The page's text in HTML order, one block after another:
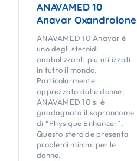
ANAVAMED 10
Anavar Oxandrolone
ANAVAMED 10 Anavar è
uno degli steroidi
anabolizzanti più utilizzati
in tutto il mondo.
Particolarmente
apprezzato dalle donne,
ANAVAMED 10 si è
guadagnato il soprannome
di “Physique Enhancer”.
Questo steroide presenta
problemi minimi per le
donne.